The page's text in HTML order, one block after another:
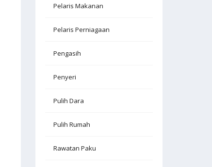
Pelaris Makanan
Pelaris Perniagaan
Pengasih
Penyeri
Pulih Dara
Pulih Rumah
Rawatan Paku